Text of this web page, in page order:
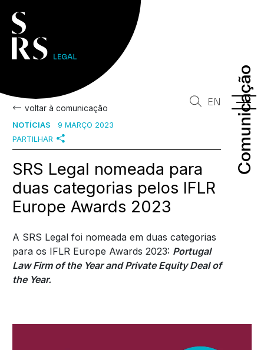
Comunicação
Comunicação
EN
voltar à comunicação
NOTÍCIAS
9 MARÇO 2023
PARTILHAR
SRS Legal nomeada para
duas categorias pelos IFLR
Europe Awards 2023
A SRS Legal foi nomeada em duas categorias
para os IFLR Europe Awards 2023: Portugal
Law Firm of the Year and Private Equity Deal of
the Year.